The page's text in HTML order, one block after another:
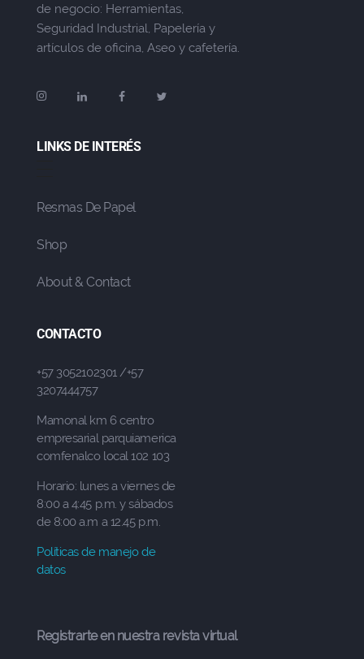
de negocio: Herramientas,
Seguridad Industrial, Papelería y
artículos de oficina, Aseo y cafetería.
LINKS DE INTERÉS
Resmas De Papel
Shop
About & Contact
CONTACTO
+57 3052102301 /+57
3207444757
Mamonal km 6 centro
empresarial parquiamerica
comfenalco local 102 103
Horario: lunes a viernes de
8:00 a 4:45 p.m. y sábados
de 8:00 a.m a 12.45 p.m.
Políticas de manejo de
datos
Registrarte en nuestra revista virtual